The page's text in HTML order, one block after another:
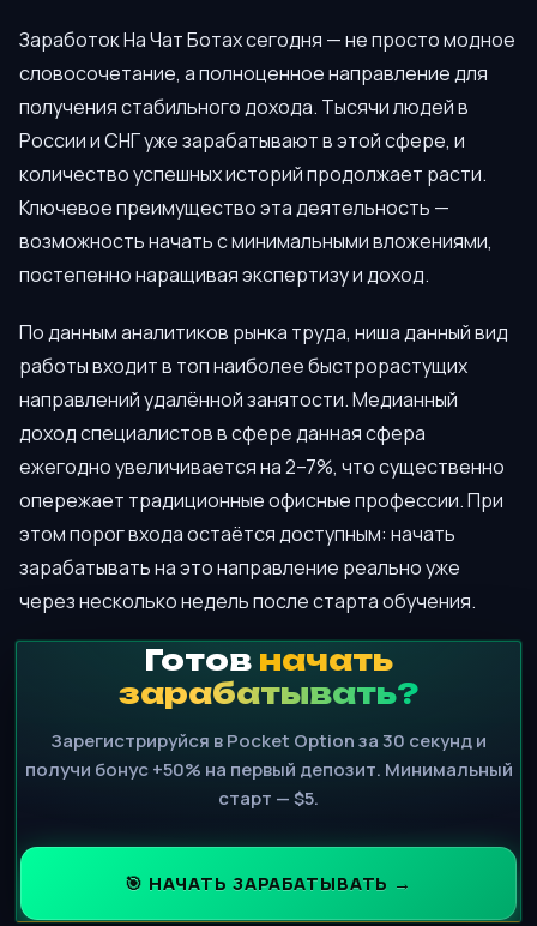
Заработок На Чат Ботах сегодня — не просто модное
словосочетание, а полноценное направление для
получения стабильного дохода. Тысячи людей в
России и СНГ уже зарабатывают в этой сфере, и
количество успешных историй продолжает расти.
Ключевое преимущество эта деятельность —
возможность начать с минимальными вложениями,
постепенно наращивая экспертизу и доход.
По данным аналитиков рынка труда, ниша данный вид
работы входит в топ наиболее быстрорастущих
направлений удалённой занятости. Медианный
доход специалистов в сфере данная сфера
ежегодно увеличивается на 2–7%, что существенно
опережает традиционные офисные профессии. При
этом порог входа остаётся доступным: начать
зарабатывать на это направление реально уже
через несколько недель после старта обучения.
Готов начать
зарабатывать?
Зарегистрируйся в Pocket Option за 30 секунд и
получи бонус +50% на первый депозит. Минимальный
старт — $5.
🎯 НАЧАТЬ ЗАРАБАТЫВАТЬ →